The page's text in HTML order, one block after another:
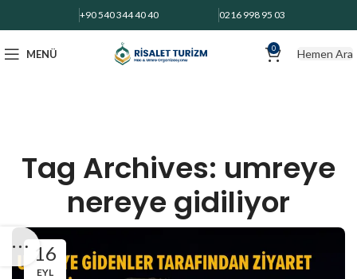
+90 540 344 40 40 0216 998 95 03
MENÜ 0 Hemen Ara
Tag Archives: umreye
nereye gidiliyor
16
EYL